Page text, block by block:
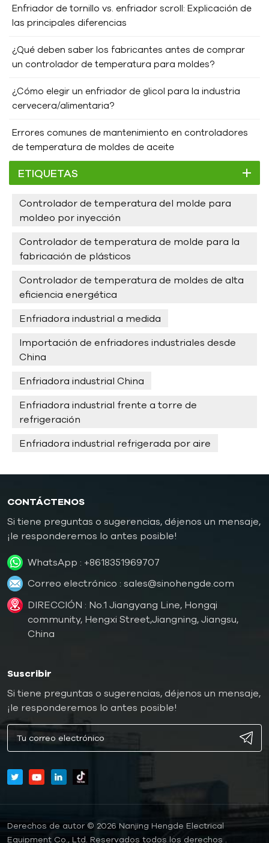
Enfriador de tornillo vs. enfriador scroll: Explicación de
las principales diferencias
¿Qué deben saber los fabricantes antes de comprar
un controlador de temperatura para moldes?
¿Cómo elegir un enfriador de glicol para la industria
cervecera/alimentaria?
Errores comunes de mantenimiento en controladores
de temperatura de moldes de aceite
ETIQUETAS
Controlador de temperatura del molde para
moldeo por inyección
Controlador de temperatura de molde para la
fabricación de plásticos
Controlador de temperatura de moldes de alta
eficiencia energética
Enfriadora industrial a medida
Importación de enfriadores industriales desde
China
Enfriadora industrial China
Enfriadora industrial frente a torre de
refrigeración
Enfriadora industrial refrigerada por aire
CONTÁCTENOS
Si tiene preguntas o sugerencias, déjenos un mensaje,
¡le responderemos lo antes posible!
WhatsApp : +8618351969707
Correo electrónico : sales@sinohengde.com
DIRECCIÓN : No.1 Jiangyang Line, Hongqi
community, Hengxi Street,Jiangning, Jiangsu,
China
Suscribir
Si tiene preguntas o sugerencias, déjenos un mensaje,
¡le responderemos lo antes posible!
Derechos de autor © 2026 Nanjing Hengde Electrical
Equipment Co., Ltd. Reservados todos los derechos .